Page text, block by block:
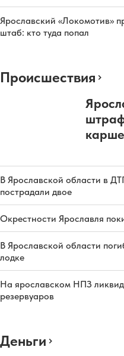
Ярославский «Локомотив»
штаб: кто туда попал
Происшествия
В Ярославской области в
пострадали двое
Окрестности Ярославля
В Ярославской области
лодке
На ярославском НПЗ
резервуаров
Деньги